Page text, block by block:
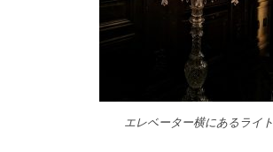
エレベーター横にあるライト